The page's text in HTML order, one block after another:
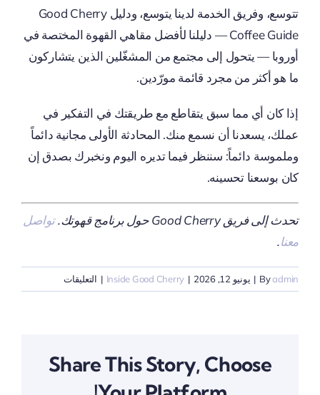
تتوسع، وفريق الخدمة لدينا يتوسع، ودليل Good Cherry
Coffee Guide — دليلنا لأفضل مقاهي القهوة المختصة في
أوروبا — يتحول إلى مجتمع من المشغّلين الذين يتشاركون
ما هو أكثر من مجرد قائمة مورّدين.
إذا كان أي مما سبق يتقاطع مع طريقتك في التفكير في
عملك، يسعدنا أن نسمع منك. المحادثة الأولى مجانية دائماً
وملموسة دائماً: سننظر فيما تديره اليوم ونخبرك بصدق إن
كان بوسعنا تحسينه.
تحدث إلى فريق Good Cherry حول برنامج قهوتك.
تواصل
معنا.
Byadmin
| يونيو 12, 2026 |
Inside Good Cherry
| التعليقاتعلى
لماذا
أطروحة
Share This Story, Choose